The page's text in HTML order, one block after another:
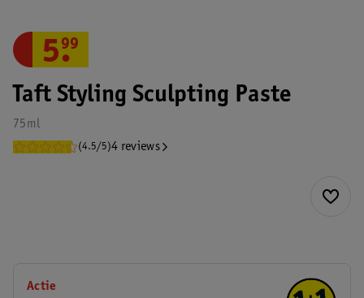
Taft Styling Sculpting Paste
75ml
(4.5/5)4 reviews
5.
99
Actie